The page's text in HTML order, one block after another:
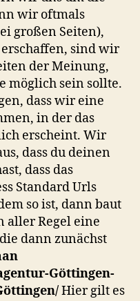
wir oftmals
großen Seiten),
sind wir
der Meinung,
möglich sein sollte.
dass wir eine
in der das
erscheint. Wir
dass du deinen
dass das
Standard Urls
so ist, dann baut
aller Regel eine
dann zunächst
Göttingen-
Hier gilt es